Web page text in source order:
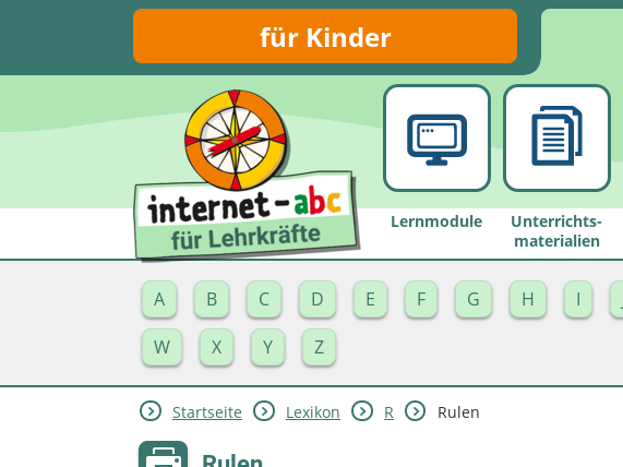
für Kinder
Lernmodule
Unterrichts­
materialien
A B C D E F G H I
W
X Y Z
Startseite Lexikon R Rulen